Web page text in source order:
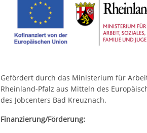
Gefördert durch das Ministerium für
Rheinland-Pfalz aus Mitteln des
des Jobcenters Bad Kreuznach.
Finanzierung/Förderung: